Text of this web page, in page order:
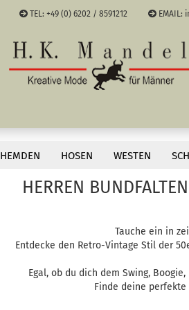
TEL: +49 (0) 6202 / 8591212 EMAIL:
Sprache
Lieferland
HEMDEN HOSEN WESTEN
HERREN
Tauche ein in
Entdecke den Retro-Vintage Stil der
Egal, ob du dich dem Swing,
Finde deine